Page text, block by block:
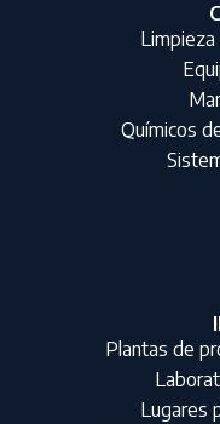
Químicos
Plantas de
Lugares